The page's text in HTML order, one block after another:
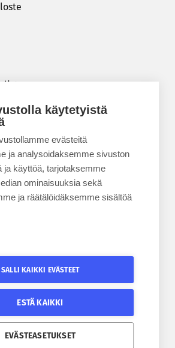
käytetyistä
evästeitä
ja analysoidaksemme sivuston
ja käyttöä, tarjotaksemme
ominaisuuksia sekä
ja räätälöidäksemme sisältöä
SALLI KAIKKI EVÄSTEET
ESTÄ KAIKKI
EVÄSTEASETUKSET
blogi
uutiskirje
uutiskirje
kesäyliopiston Facebook
SEURAA EPANETIA
Epanetin Twitter